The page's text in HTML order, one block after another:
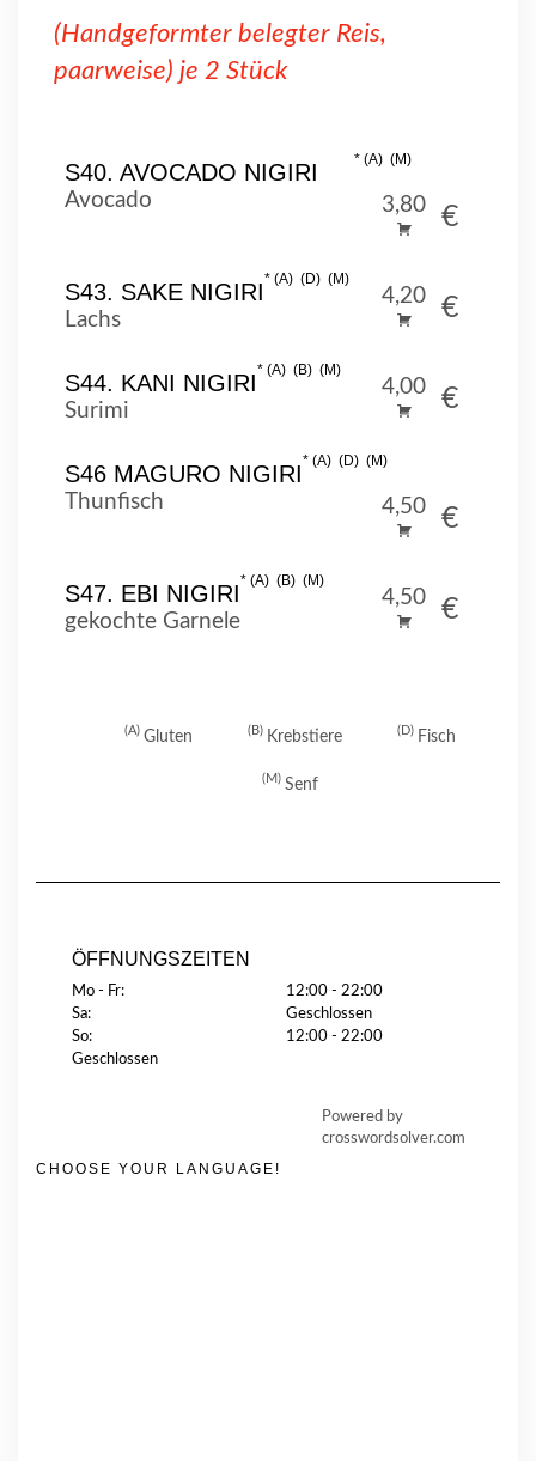
(Handgeformter belegter Reis,
paarweise) je 2 Stück
S40. AVOCADO NIGIRI A M
3,80 €
Avocado
S43. SAKE NIGIRI A D M
4,20 €
Lachs
S44. KANI NIGIRI A B M
4,00 €
Surimi
S46 MAGURO NIGIRI A D M
4,50 €
Thunfisch
S47. EBI NIGIRI A B M
4,50 €
gekochte Garnele
A Gluten B Krebstiere D Fisch
M Senf
ÖFFNUNGSZEITEN
Mo - Fr:
12:00 - 22:00
Sa:
Geschlossen
So:
12:00 - 22:00
Geschlossen
Powered by
crosswordsolver.com
CHOOSE YOUR LANGUAGE!